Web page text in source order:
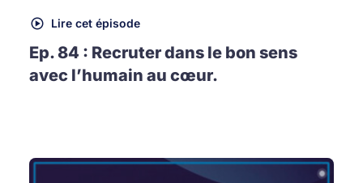
Lire cet épisode
Ep. 84 : Recruter dans le bon sens
avec l’humain au cœur.